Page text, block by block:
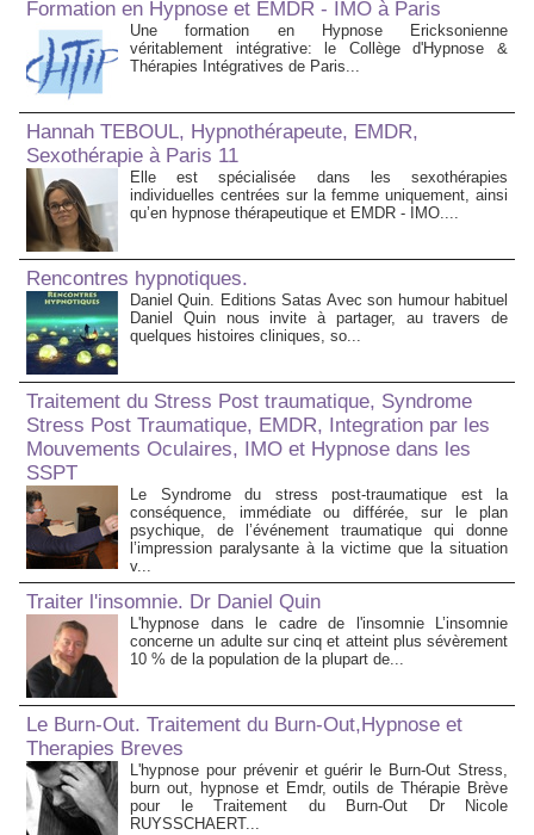
Formation en Hypnose et EMDR - IMO à Paris
Une formation en Hypnose Ericksonienne
véritablement intégrative: le Collège d'Hypnose &
Thérapies Intégratives de Paris...
Hannah TEBOUL, Hypnothérapeute, EMDR,
Sexothérapie à Paris 11
Elle est spécialisée dans les sexothérapies
individuelles centrées sur la femme uniquement, ainsi
qu’en hypnose thérapeutique et EMDR - IMO....
Rencontres hypnotiques.
Daniel Quin. Editions Satas Avec son humour habituel
Daniel Quin nous invite à partager, au travers de
quelques histoires cliniques, so...
Traitement du Stress Post traumatique, Syndrome
Stress Post Traumatique, EMDR, Integration par les
Mouvements Oculaires, IMO et Hypnose dans les
SSPT
Le Syndrome du stress post-traumatique est la
conséquence, immédiate ou différée, sur le plan
psychique, de l’événement traumatique qui donne
l’impression paralysante à la victime que la situation
v...
Traiter l'insomnie. Dr Daniel Quin
L'hypnose dans le cadre de l'insomnie L’insomnie
concerne un adulte sur cinq et atteint plus sévèrement
10 % de la population de la plupart de...
Le Burn-Out. Traitement du Burn-Out,Hypnose et
Therapies Breves
L'hypnose pour prévenir et guérir le Burn-Out Stress,
burn out, hypnose et Emdr, outils de Thérapie Brève
pour le Traitement du Burn-Out Dr Nicole
RUYSSCHAERT...